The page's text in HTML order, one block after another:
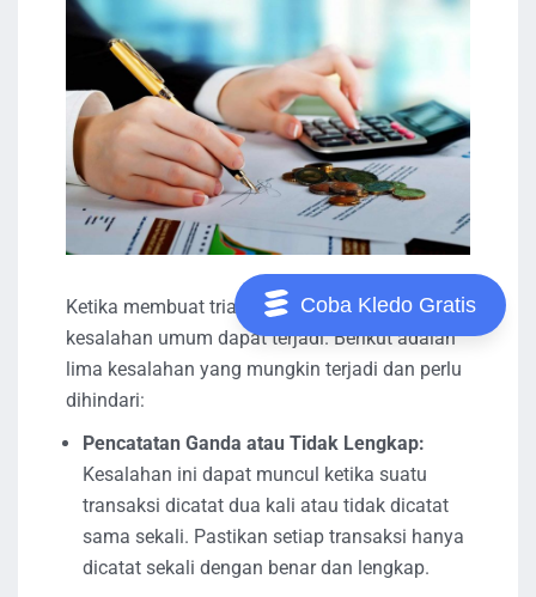
Ketika membuat trial balance, beberapa
kesalahan umum dapat terjadi. Berikut adalah
lima kesalahan yang mungkin terjadi dan perlu
dihindari:
Pencatatan Ganda atau Tidak Lengkap:
Kesalahan ini dapat muncul ketika suatu
transaksi dicatat dua kali atau tidak dicatat
sama sekali. Pastikan setiap transaksi hanya
dicatat sekali dengan benar dan lengkap.
Coba Kledo Gratis